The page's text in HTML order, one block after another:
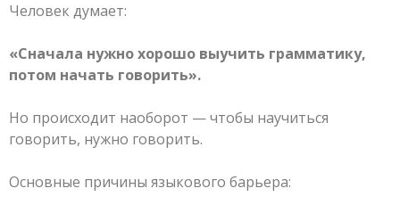
Человек думает:
«Сначала нужно хорошо выучить грамматику,
потом начать говорить».
Но происходит наоборот — чтобы научиться
говорить, нужно говорить.
Основные причины языкового барьера: